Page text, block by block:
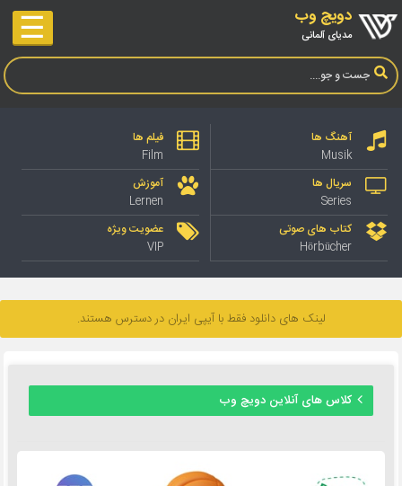
دویچ وب
مدیای آلمانی ☰
آهنگ ها
Musik
فیلم ها
Film
سریال ها
Series
آموزش
Lernen
کتاب های صوتی
Hörbücher
عضویت ویژه
VIP
لینک های دانلود فقط با آیپی ایران در دسترس هستند.
کلاس های آنلاین دویچ وب